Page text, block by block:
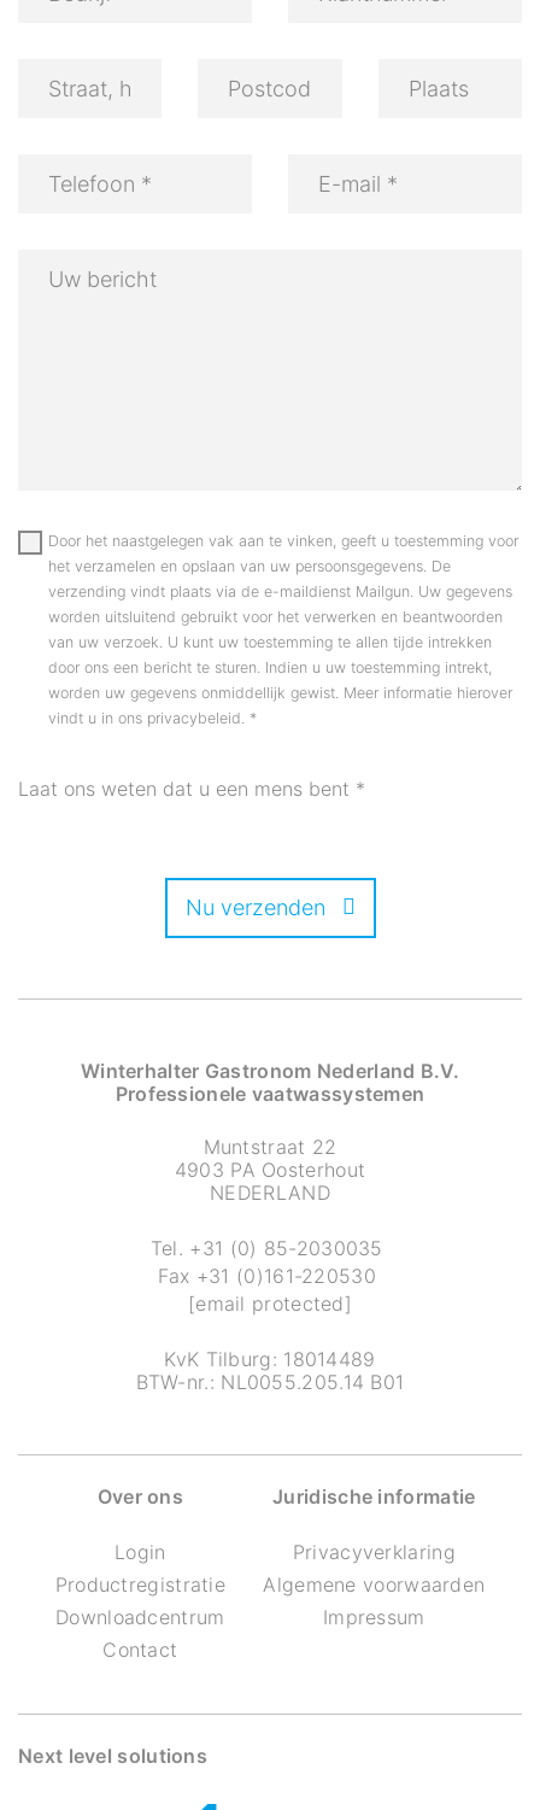
Door het naastgelegen vak aan te vinken, geeft u toestemming voor
het verzamelen en opslaan van uw persoonsgegevens. De
verzending vindt plaats via de e-maildienst Mailgun. Uw gegevens
worden uitsluitend gebruikt voor het verwerken en beantwoorden
van uw verzoek. U kunt uw toestemming te allen tijde intrekken
door ons een bericht te sturen. Indien u uw toestemming intrekt,
worden uw gegevens onmiddellijk gewist. Meer informatie hierover
vindt u in ons privacybeleid. *
Laat ons weten dat u een mens bent *
Nu verzenden
Winterhalter Gastronom Nederland B.V.
Professionele vaatwassystemen
Muntstraat 22
4903 PA Oosterhout
NEDERLAND
Tel. +31 (0) 85-2030035
Fax +31 (0)161-220530
[email protected]
KvK Tilburg: 18014489
BTW-nr.: NL0055.205.14 B01
Over ons
Login
Productregistratie
Downloadcentrum
Contact
Juridische informatie
Privacyverklaring
Algemene voorwaarden
Impressum
Next level solutions